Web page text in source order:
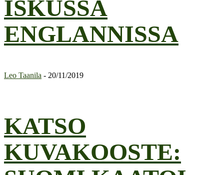
ISKUSSA
ENGLANNISSA
Leo Taanila - 20/11/2019
KATSO
KUVAKOOSTE: